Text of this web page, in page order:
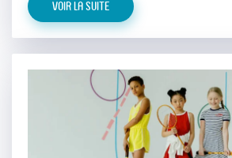
Voir la suite